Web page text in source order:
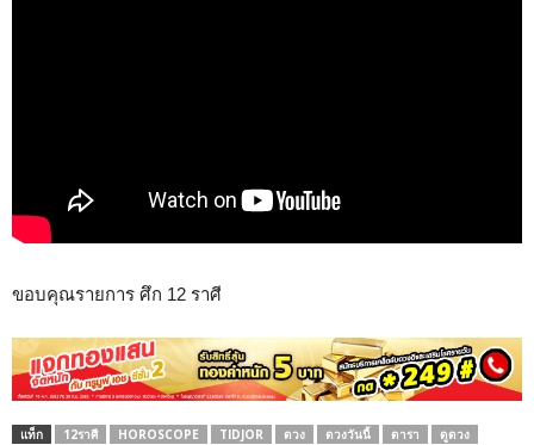
ขอบคุณรายการ ศึก 12 ราศี
แท็ก 12ราศี HOROSCOPE TIDJOR ดวง ดวงวันนี้ ดารา
ดูดวง